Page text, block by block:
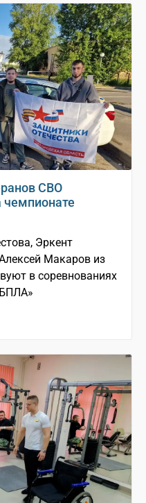
СВО
чемпионате
Эркент
Макаров из
в соревнованиях